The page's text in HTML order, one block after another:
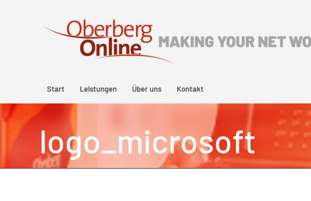
Start Leistungen Über uns Kontakt
logo_microsoft